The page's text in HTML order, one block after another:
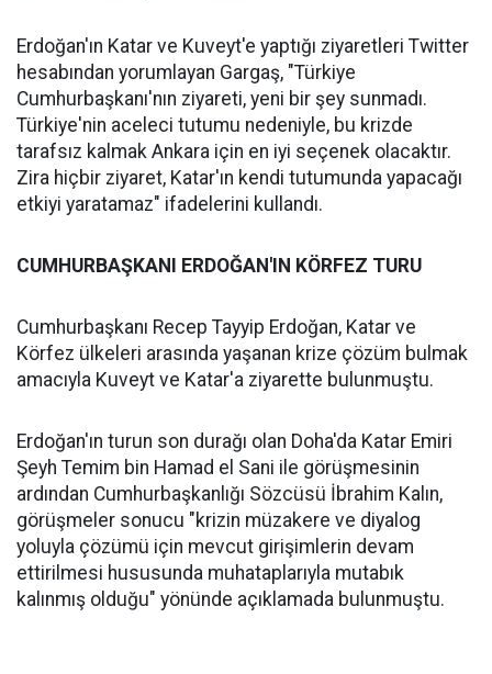
Erdoğan'ın Katar ve Kuveyt'e yaptığı ziyaretleri Twitter
hesabından yorumlayan Gargaş, "Türkiye
Cumhurbaşkanı'nın ziyareti, yeni bir şey sunmadı.
Türkiye'nin aceleci tutumu nedeniyle, bu krizde
tarafsız kalmak Ankara için en iyi seçenek olacaktır.
Zira hiçbir ziyaret, Katar'ın kendi tutumunda yapacağı
etkiyi yaratamaz" ifadelerini kullandı.
CUMHURBAŞKANI ERDOĞAN'IN KÖRFEZ TURU
Cumhurbaşkanı Recep Tayyip Erdoğan, Katar ve
Körfez ülkeleri arasında yaşanan krize çözüm bulmak
amacıyla Kuveyt ve Katar'a ziyarette bulunmuştu.
Erdoğan'ın turun son durağı olan Doha'da Katar Emiri
Şeyh Temim bin Hamad el Sani ile görüşmesinin
ardından Cumhurbaşkanlığı Sözcüsü İbrahim Kalın,
görüşmeler sonucu "krizin müzakere ve diyalog
yoluyla çözümü için mevcut girişimlerin devam
ettirilmesi hususunda muhataplarıyla mutabık
kalınmış olduğu" yönünde açıklamada bulunmuştu.